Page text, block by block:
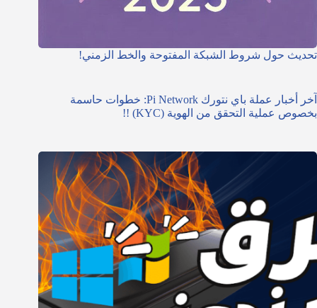
تحديث حول شروط الشبكة المفتوحة والخط الزمني!
آخر أخبار عملة باي نتورك Pi Network: خطوات حاسمة
بخصوص عملية التحقق من الهوية (KYC) !!